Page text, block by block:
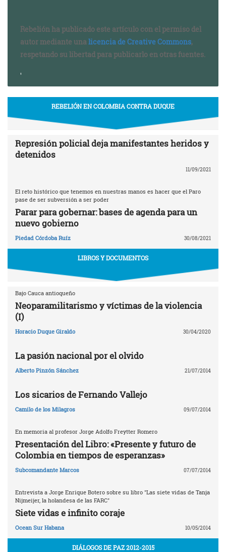
Rebelión ha publicado este artículo con el permiso del
autor mediante unalicencia de Creative Commons,
respetando su libertad para publicarlo en otras fuentes.
REBELIÓN EN COLOMBIA CONTRA DUQUE
Represión policial deja manifestantes heridos y
detenidos
11/09/2021
El reto histórico que tenemos en nuestras manos es hacer que el Paro
pase de ser subversión a ser poder
Parar para gobernar: bases de agenda para un
nuevo gobierno
Piedad Córdoba Ruíz 30/08/2021
LIBROS Y DOCUMENTOS
Bajo Cauca antioqueño
Neoparamilitarismo y víctimas de la violencia
(I)
Horacio Duque Giraldo 30/04/2020
La pasión nacional por el olvido
Alberto Pinzón Sánchez 21/07/2014
Los sicarios de Fernando Vallejo
Camilo de los Milagros 09/07/2014
En memoria al profesor Jorge Adolfo Freytter Romero
Presentación del Libro: «Presente y futuro de
Colombia en tiempos de esperanzas»
Subcomandante Marcos 07/07/2014
Entrevista a Jorge Enrique Botero sobre su libro "Las siete vidas de Tanja
Nijmeijer, la holandesa de las FARC"
Siete vidas e infinito coraje
Ocean Sur Habana 10/05/2014
DIÁLOGOS DE PAZ 2012-2015